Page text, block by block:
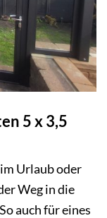
5 x 3,5
Urlaub oder
Weg in die
auch für eines